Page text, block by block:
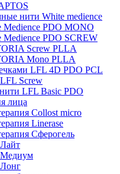
нити White medience
PDO MONO
PDO SCREW
Screw PLLA
Mono PLLA
LFL 4D PDO PCL
Screw
LFL Basic PDO
лица
Collost micro
Linerase
Сферогель
Медиум